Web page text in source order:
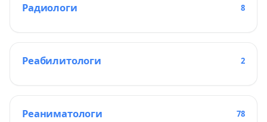
Радиологи 8
Реабилитологи 2
Реаниматологи 78